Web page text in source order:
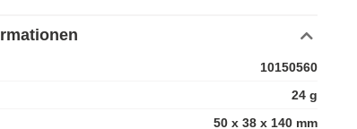
10150560
24 g
50 x 38 x 140 mm